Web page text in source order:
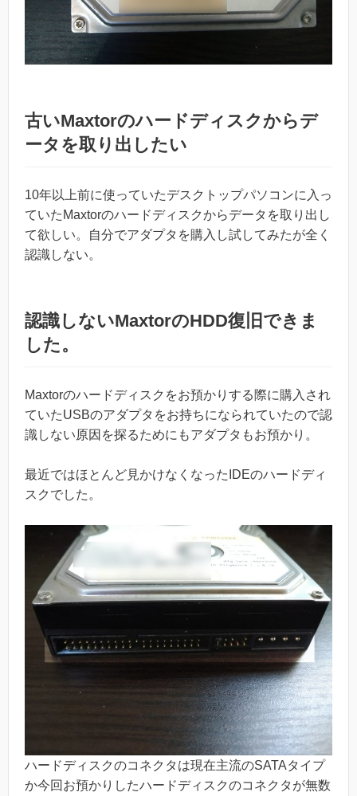
古いMaxtorのハードディスクからデ
ータを取り出したい
10年以上前に使っていたデスクトップパソコンに入っ
ていたMaxtorのハードディスクからデータを取り出し
て欲しい。自分でアダプタを購入し試してみたが全く
認識しない。
認識しないMaxtorのHDD復旧できま
した。
Maxtorのハードディスクをお預かりする際に購入され
ていたUSBのアダプタをお持ちになられていたので認
識しない原因を探るためにもアダプタもお預かり。
最近ではほとんど見かけなくなったIDEのハードディ
スクでした。
ハードディスクのコネクタは現在主流のSATAタイプ
か今回お預かりしたハードディスクのコネクタが無数